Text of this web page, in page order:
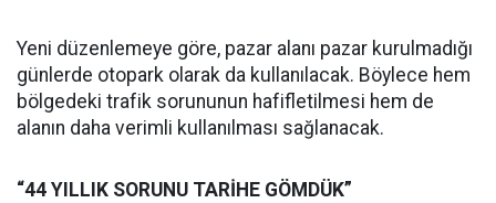
Yeni düzenlemeye göre, pazar alanı pazar kurulmadığı
günlerde otopark olarak da kullanılacak. Böylece hem
bölgedeki trafik sorununun hafifletilmesi hem de
alanın daha verimli kullanılması sağlanacak.
“44 YILLIK SORUNU TARİHE GÖMDÜK”